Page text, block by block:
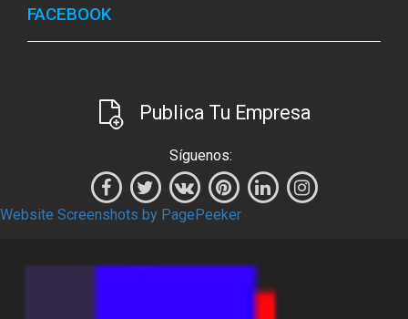
FACEBOOK
Publica Tu Empresa
Síguenos:
Website Screenshots by PagePeeker